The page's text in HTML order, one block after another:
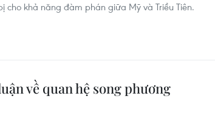
cho khả năng đàm phán giữa Mỹ và Triều Tiên.
về quan hệ song phương